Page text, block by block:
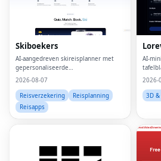
Skiboekers
AI-aangedreven skireisplanner met
gepersonaliseerde
resortaanbevelingen en slimme
2026-08-07
Reisverzekering
Reisplanning
Reisapps
AI-
2026-
3D